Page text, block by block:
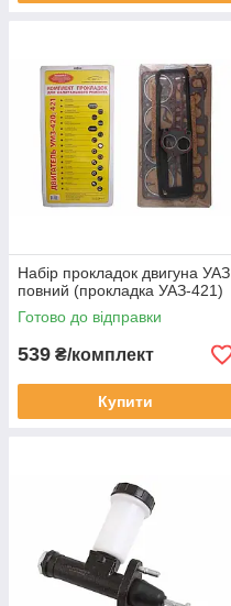
Набір прокладок двигуна УАЗ
повний (прокладка УАЗ-421)
Готово до відправки
539 ₴/комплект
Купити